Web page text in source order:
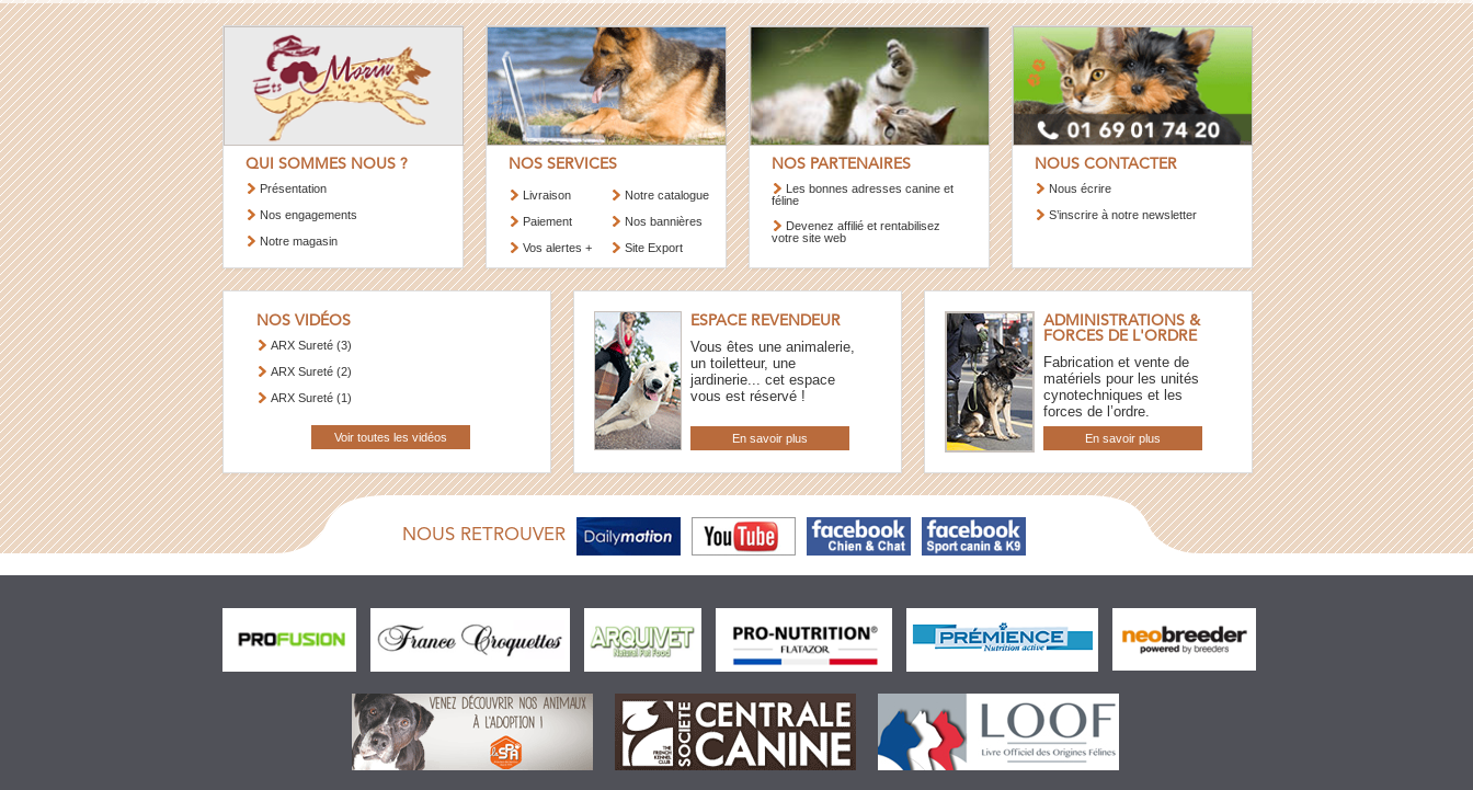
QUI SOMMES NOUS ?
Présentation
Nos engagements
Notre magasin
NOS SERVICES
Livraison
Paiement
Vos alertes +
Notre catalogue
Nos bannières
Site Export
NOS PARTENAIRES
Les bonnes adresses canine et
féline
Devenez affilié et rentabilisez
votre site web
NOUS CONTACTER
Nous écrire
S’inscrire à notre newsletter
NOS VIDÉOS
ARX Sureté (3)
ARX Sureté (2)
ARX Sureté (1)
Voir toutes les vidéos
ESPACE REVENDEUR
Vous êtes une animalerie,
un toiletteur, une
jardinerie... cet espace
vous est réservé !
En savoir plus
ADMINISTRATIONS &
FORCES DE L'ORDRE
Fabrication et vente de
matériels pour les unités
cynotechniques et les
forces de l’ordre.
En savoir plus
NOUS RETROUVER